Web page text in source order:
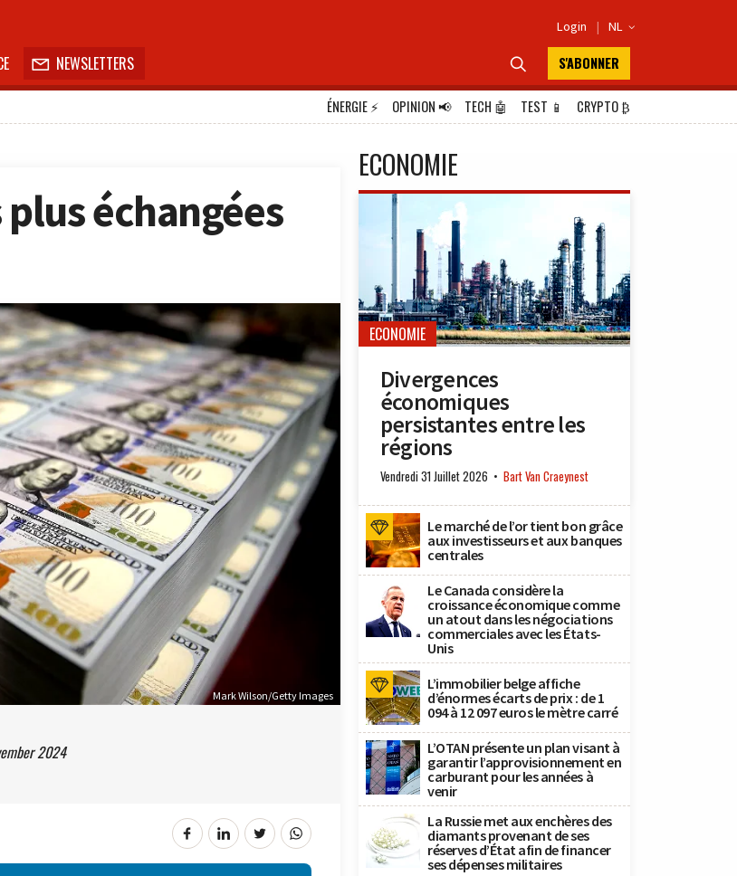
Login | NL 
 NEWSLETTERS  S'ABONNER
ÉNERGIE⚡ OPINION📢 TECH 🤖 TEST 📱 CRYPTO₿
échangées
Mark Wilson/Getty Images
2024
ECONOMIE
ECONOMIE
Divergences
économiques
persistantes entre les
régions
Vendredi 31 Juillet 2026 Bart Van Craeynest
Le marché de l’or tient bon grâce
aux investisseurs et aux banques
centrales
Le Canada considère la
croissance économique comme
un atout dans les négociations
commerciales avec les États-
Unis
L’immobilier belge affiche
d’énormes écarts de prix : de 1
094 à 12 097 euros le mètre carré
L’OTAN présente un plan visant à
garantir l’approvisionnement en
carburant pour les années à
venir
La Russie met aux enchères des
diamants provenant de ses
réserves d’État afin de financer
ses dépenses militaires